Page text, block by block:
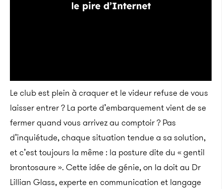
Le club est plein à craquer et le videur refuse de vous
laisser entrer ? La porte d’embarquement vient de se
fermer quand vous arrivez au comptoir ? Pas
d’inquiétude, chaque situation tendue a sa solution,
et c’est toujours la même : la posture dite du « gentil
brontosaure ». Cette idée de génie, on la doit au Dr
Lillian Glass, experte en communication et langage